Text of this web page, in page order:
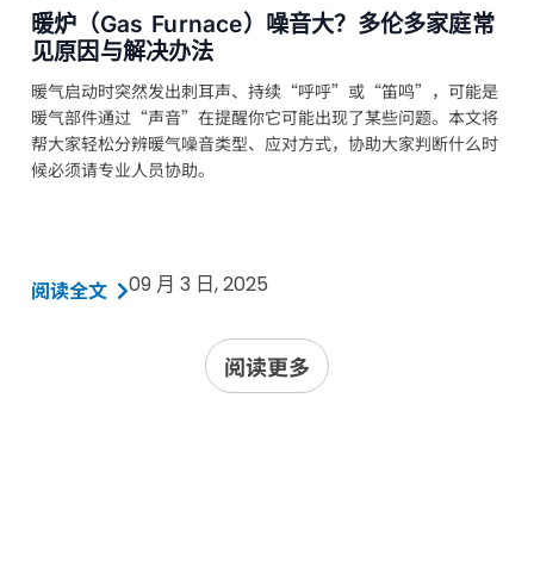
暖炉（Gas Furnace）噪音大？多伦多家庭常
见原因与解决办法
暖气启动时突然发出刺耳声、持续“呼呼”或“笛鸣”，可能是
暖气部件通过“声音”在提醒你它可能出现了某些问题。本文将
帮大家轻松分辨暖气噪音类型、应对方式，协助大家判断什么时
候必须请专业人员协助。
阅读全文 09 月 3 日, 2025
阅读更多